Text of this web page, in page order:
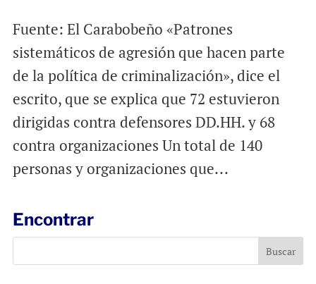
Fuente: El Carabobeño «Patrones
sistemáticos de agresión que hacen parte
de la política de criminalización», dice el
escrito, que se explica que 72 estuvieron
dirigidas contra defensores DD.HH. y 68
contra organizaciones Un total de 140
personas y organizaciones que...
Encontrar